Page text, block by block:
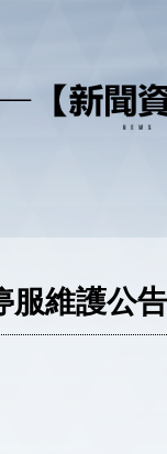
服維護公告